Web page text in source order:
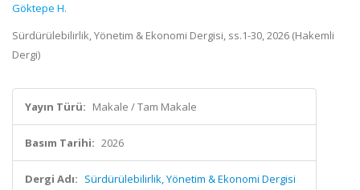
Göktepe H.
Sürdürülebilirlik, Yönetim & Ekonomi Dergisi, ss.1-30, 2026 (Hakemli
Dergi)
Yayın Türü: Makale / Tam Makale
Basım Tarihi: 2026
Dergi Adı: Sürdürülebilirlik, Yönetim & Ekonomi Dergisi